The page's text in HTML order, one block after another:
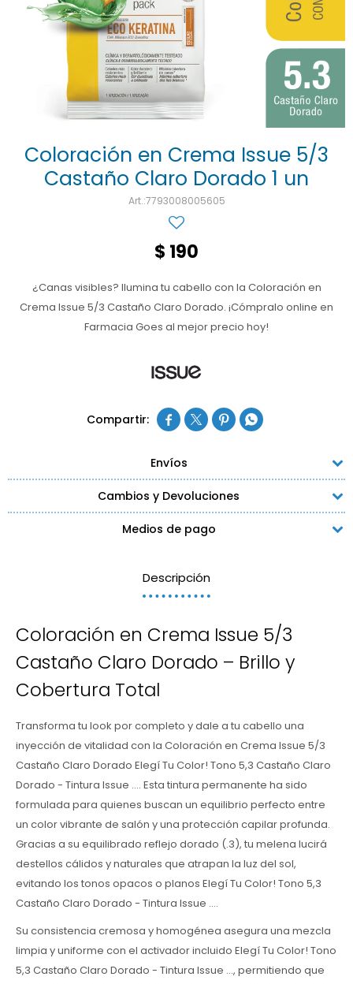
Coloración en Crema Issue 5/3
Castaño Claro Dorado 1 un
7793008005605
$ 190
¿Canas visibles? Ilumina tu cabello con la Coloración en
Crema Issue 5/3 Castaño Claro Dorado. ¡Cómpralo online en
Farmacia Goes al mejor precio hoy!
   
Envíos
Cambios y Devoluciones
Medios de pago
Descripción
Coloración en Crema Issue 5/3
Castaño Claro Dorado – Brillo y
Cobertura Total
Transforma tu look por completo y dale a tu cabello una
inyección de vitalidad con la Coloración en Crema Issue 5/3
Castaño Claro Dorado Elegí Tu Color! Tono 5,3 Castaño Claro
Dorado - Tintura Issue .... Esta tintura permanente ha sido
formulada para quienes buscan un equilibrio perfecto entre
un color vibrante de salón y una protección capilar profunda.
Gracias a su equilibrado reflejo dorado (.3), tu melena lucirá
destellos cálidos y naturales que atrapan la luz del sol,
evitando los tonos opacos o planos Elegí Tu Color! Tono 5,3
Castaño Claro Dorado - Tintura Issue ....
Su consistencia cremosa y homogénea asegura una mezcla
limpia y uniforme con el activador incluido Elegí Tu Color! Tono
5,3 Castaño Claro Dorado - Tintura Issue ..., permitiendo que
Ojos y oído
Infecciones
Test de autodiagnóstico
Productos fraccionados
Cuidado manos
Salud sexual y reproductiva
Alimentación
Gasas
Limpieza ropa
Cuidado personal